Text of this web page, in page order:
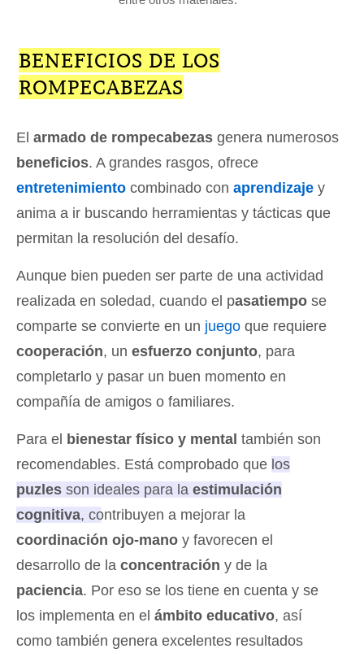
BENEFICIOS DE LOS
ROMPECABEZAS
El armado de rompecabezas genera numerosos
beneficios. A grandes rasgos, ofrece
entretenimiento combinado con aprendizaje y
anima a ir buscando herramientas y tácticas que
permitan la resolución del desafío.
Aunque bien pueden ser parte de una actividad
realizada en soledad, cuando el pasatiempo se
comparte se convierte en un juego que requiere
cooperación, un esfuerzo conjunto, para
completarlo y pasar un buen momento en
compañía de amigos o familiares.
Para el bienestar físico y mental también son
recomendables. Está comprobado que los
puzles son ideales para la estimulación
cognitiva, contribuyen a mejorar la
coordinación ojo-mano y favorecen el
desarrollo de la concentración y de la
paciencia. Por eso se los tiene en cuenta y se
los implementa en el ámbito educativo, así
como también genera excelentes resultados